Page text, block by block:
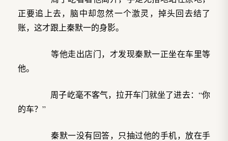
正要追上去，脑中却忽然一个激灵，掉头回去结了
账，这才跟上秦默一的身影。
等他走出店门，才发现秦默一正坐在车里等
他。
周子屹毫不客气，拉开车门就坐了进去：“你
的车？”
秦默一没有回答，只抽过他的手机，放在手